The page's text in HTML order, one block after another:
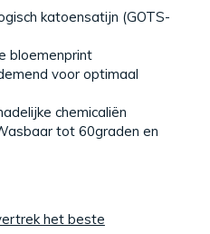
katoensatijn (GOTS-
bloemenprint
voor optimaal
chemicaliën
tot 60graden en
het beste